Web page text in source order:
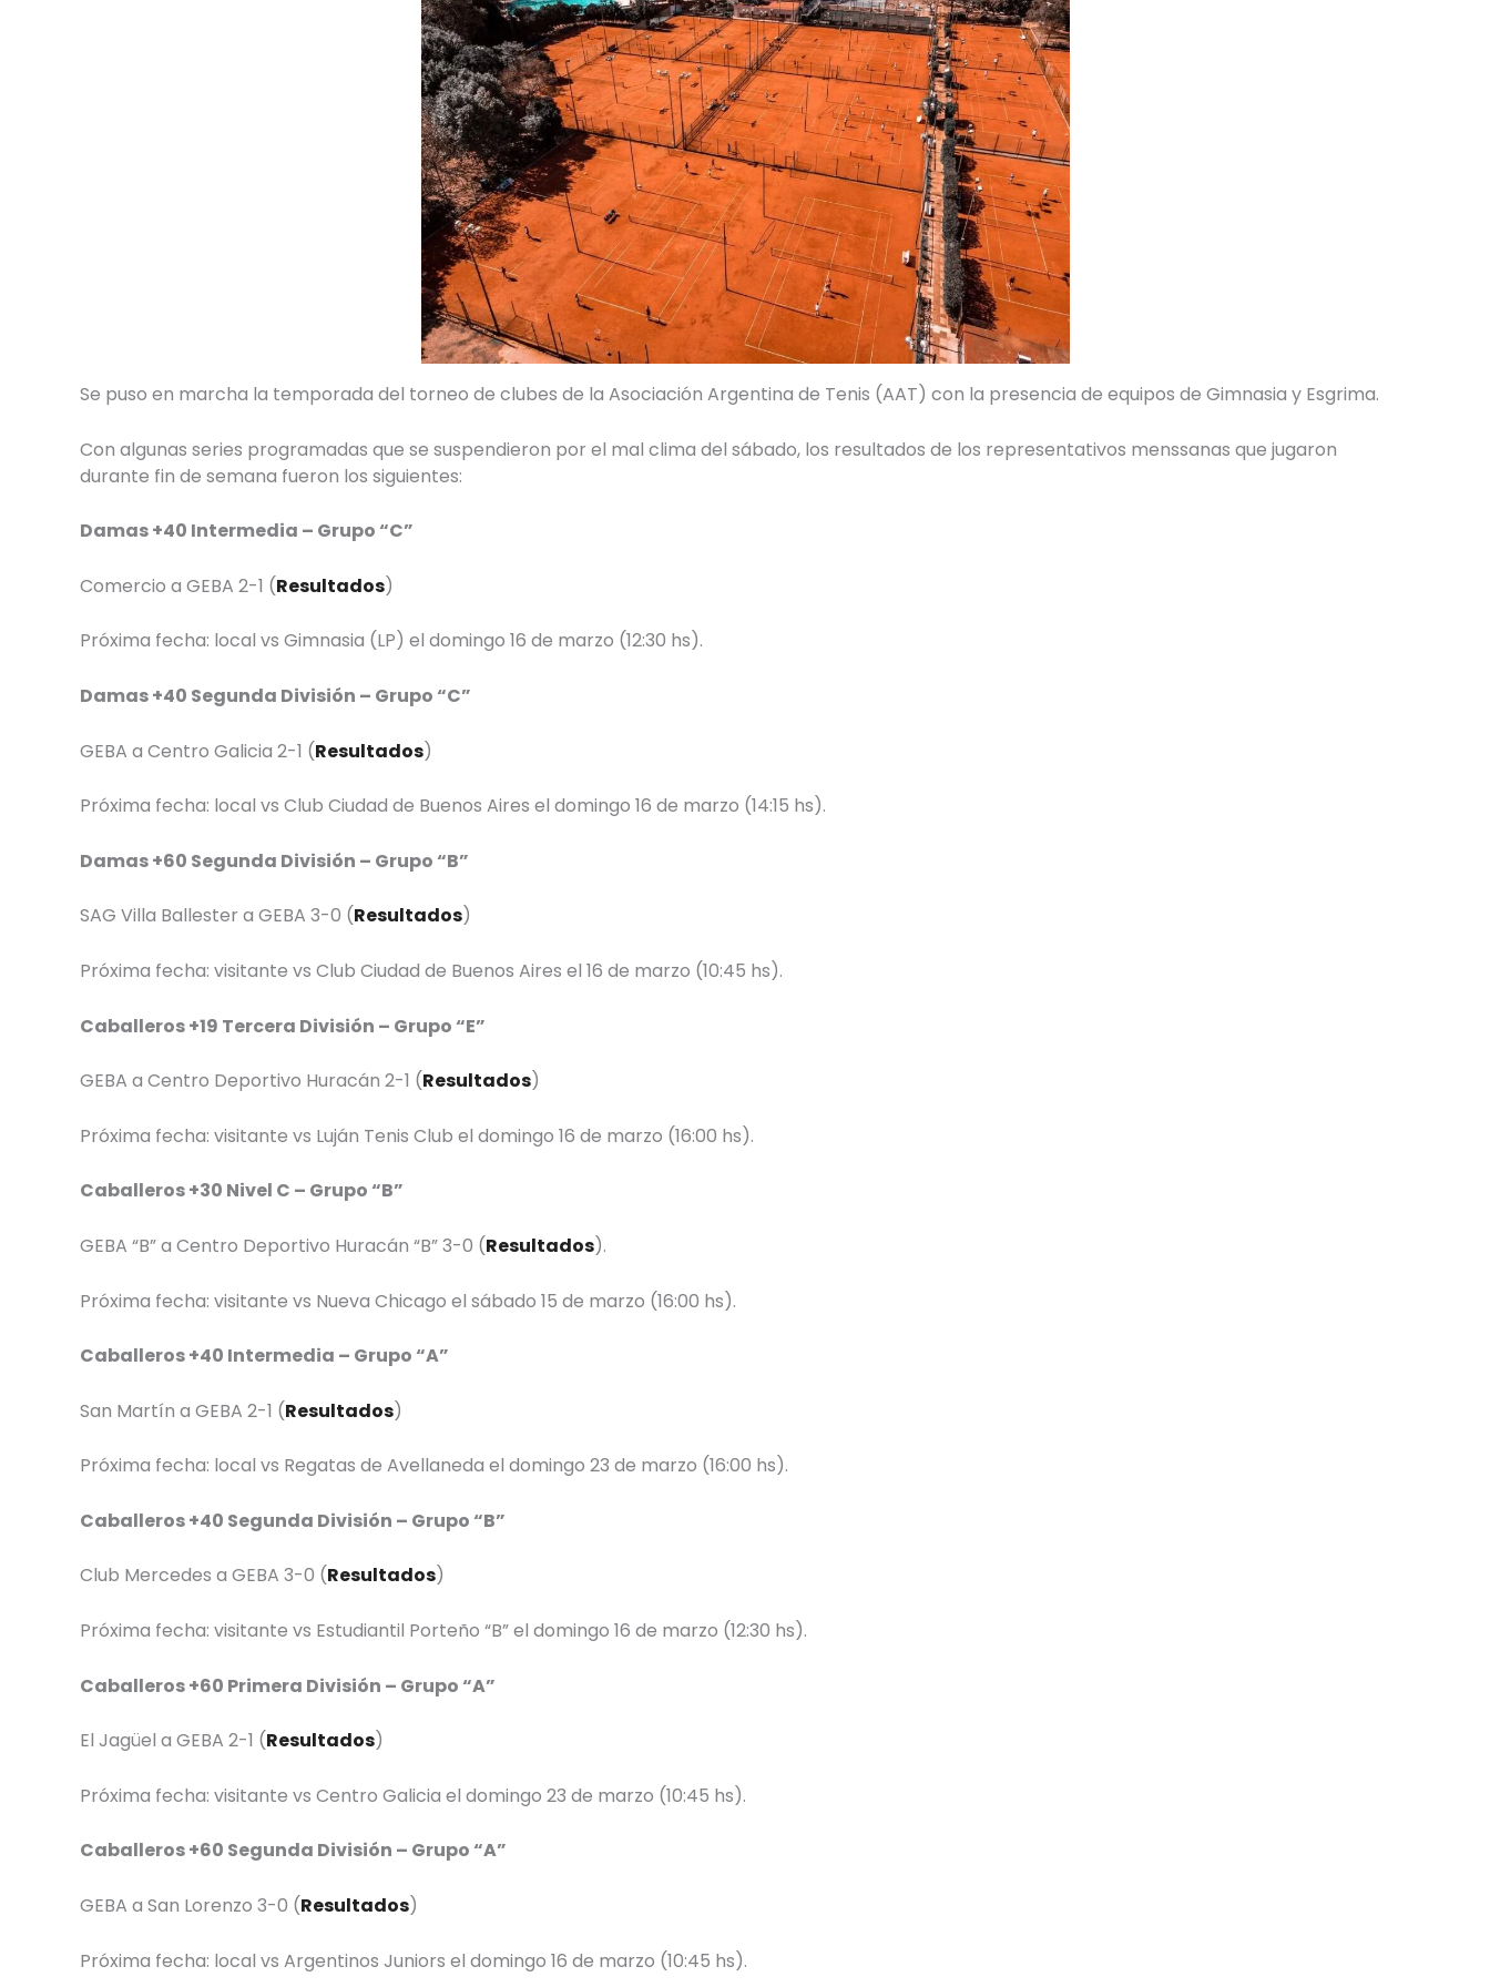
Se puso en marcha la temporada del torneo de clubes de la Asociación Argentina de Tenis (AAT) con la presencia de equipos de Gimnasia y Esgrima.
Con algunas series programadas que se suspendieron por el mal clima del sábado, los resultados de los representativos menssanas que jugaron
durante fin de semana fueron los siguientes:
Damas +40 Intermedia – Grupo “C”
Comercio a GEBA 2-1 (Resultados)
Próxima fecha: local vs Gimnasia (LP) el domingo 16 de marzo (12:30 hs).
Damas +40 Segunda División – Grupo “C”
GEBA a Centro Galicia 2-1 (Resultados)
Próxima fecha: local vs Club Ciudad de Buenos Aires el domingo 16 de marzo (14:15 hs).
Damas +60 Segunda División – Grupo “B”
SAG Villa Ballester a GEBA 3-0 (Resultados)
Próxima fecha: visitante vs Club Ciudad de Buenos Aires el 16 de marzo (10:45 hs).
Caballeros +19 Tercera División – Grupo “E”
GEBA a Centro Deportivo Huracán 2-1 (Resultados)
Próxima fecha: visitante vs Luján Tenis Club el domingo 16 de marzo (16:00 hs).
Caballeros +30 Nivel C – Grupo “B”
GEBA “B” a Centro Deportivo Huracán “B” 3-0 (Resultados).
Próxima fecha: visitante vs Nueva Chicago el sábado 15 de marzo (16:00 hs).
Caballeros +40 Intermedia – Grupo “A”
San Martín a GEBA 2-1 (Resultados)
Próxima fecha: local vs Regatas de Avellaneda el domingo 23 de marzo (16:00 hs).
Caballeros +40 Segunda División – Grupo “B”
Club Mercedes a GEBA 3-0 (Resultados)
Próxima fecha: visitante vs Estudiantil Porteño “B” el domingo 16 de marzo (12:30 hs).
Caballeros +60 Primera División – Grupo “A”
El Jagüel a GEBA 2-1 (Resultados)
Próxima fecha: visitante vs Centro Galicia el domingo 23 de marzo (10:45 hs).
Caballeros +60 Segunda División – Grupo “A”
GEBA a San Lorenzo 3-0 (Resultados)
Próxima fecha: local vs Argentinos Juniors el domingo 16 de marzo (10:45 hs).